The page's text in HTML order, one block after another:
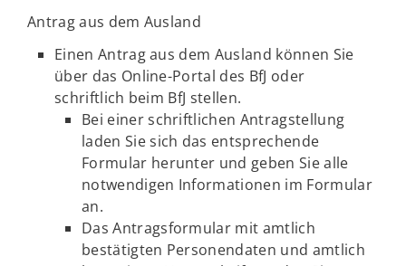
Antrag aus dem Ausland
Einen Antrag aus dem Ausland können Sie
über das Online-Portal des BfJ oder
schriftlich beim BfJ stellen.
Bei einer schriftlichen Antragstellung
laden Sie sich das entsprechende
Formular herunter und geben Sie alle
notwendigen Informationen im Formular
an.
Das Antragsformular mit amtlich
bestätigten Personendaten und amtlich